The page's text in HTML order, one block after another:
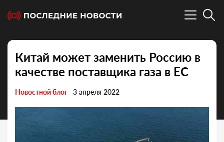
Китай может заменить Россию в
качестве поставщика газа в ЕС
Новостной блог 3 апреля 2022